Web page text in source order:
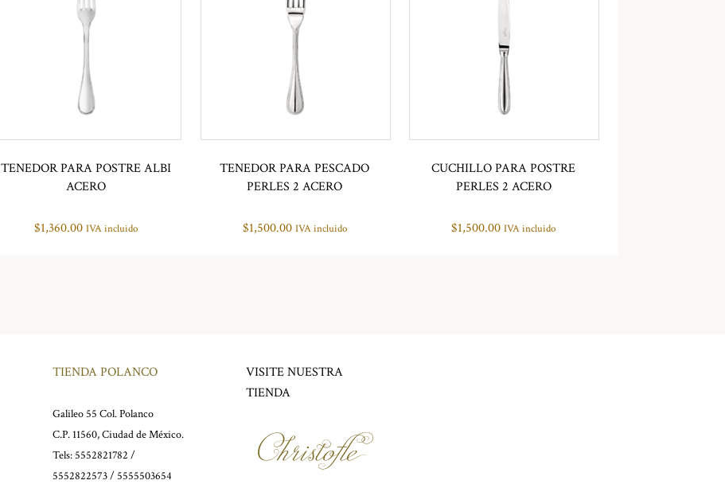
TENEDOR PARA POSTRE ALBI
ACERO
$1,360.00 IVA incluido
TENEDOR PARA PESCADO
PERLES 2 ACERO
$1,500.00 IVA incluido
CUCHILLO PARA POSTRE
PERLES 2 ACERO
$1,500.00 IVA incluido
TIENDA POLANCO
Galileo 55 Col. Polanco
C.P. 11560, Ciudad de México.
Tels: 5552821782 /
5552822573 / 5555503654
VISITE NUESTRA
TIENDA